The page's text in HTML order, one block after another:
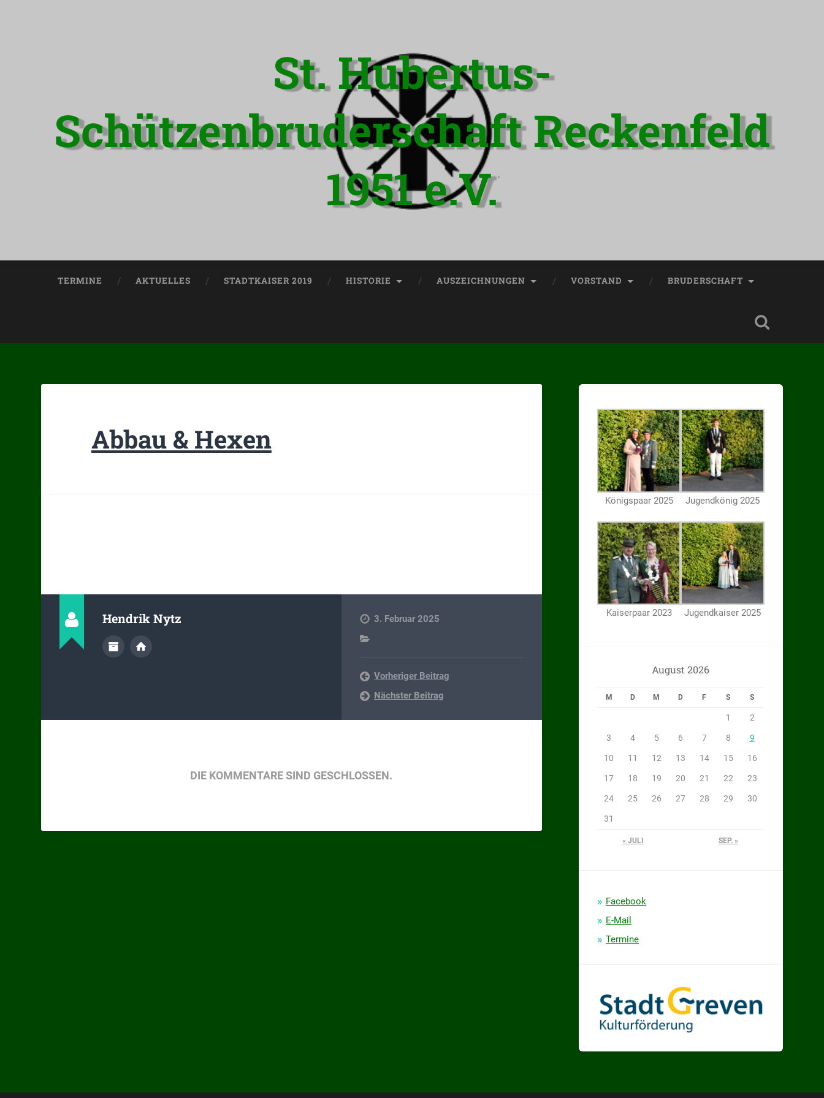
St. Hubertus-
Schützenbruderschaft Reckenfeld
1951 e.V.
TERMINE AKTUELLES STADTKAISER 2019 HISTORIE AUSZEICHNUNGEN VORSTAND BRUDERSCHAFT
Abbau & Hexen
Hendrik Nytz 3. Februar 2025
Vorheriger Beitrag
Nächster Beitrag
DIE KOMMENTARE SIND GESCHLOSSEN.
Königspaar 2025 Jugendkönig 2025
Kaiserpaar 2023 Jugendkaiser 2025
August 2026
M D M D F S S
1 2
3 4 5 6 7 8 9
10 11 12 13 14 15 16
17 18 19 20 21 22 23
24 25 26 27 28 29 30
31
« JULI SEP. »
Facebook
E-Mail
Termine